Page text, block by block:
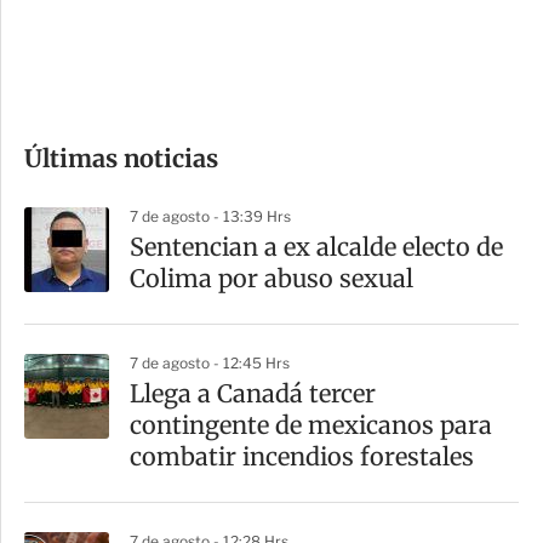
m
a
r
t
i
r
Últimas noticias
7 de agosto - 13:39 Hrs
Sentencian a ex alcalde electo de
Colima por abuso sexual
7 de agosto - 12:45 Hrs
Llega a Canadá tercer
contingente de mexicanos para
combatir incendios forestales